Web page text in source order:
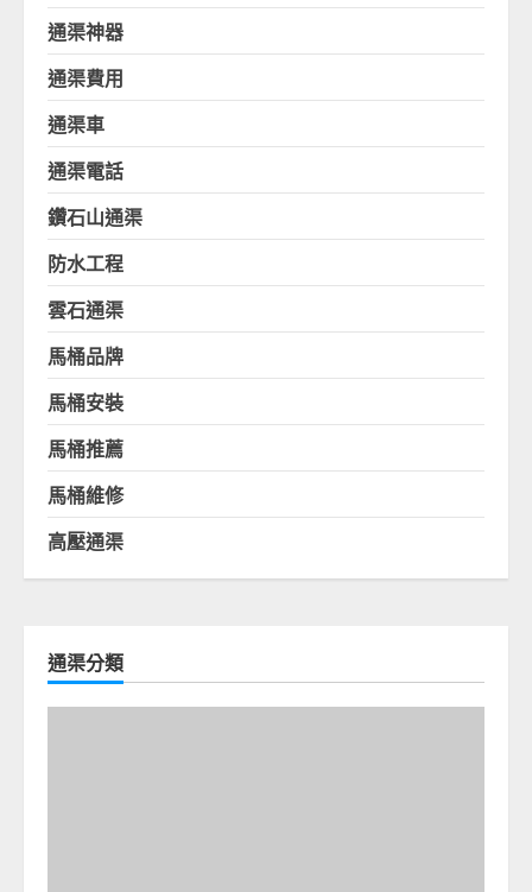
通渠神器
通渠費用
通渠車
通渠電話
鑽石山通渠
防水工程
雲石通渠
馬桶品牌
馬桶安裝
馬桶推薦
馬桶維修
高壓通渠
通渠分類